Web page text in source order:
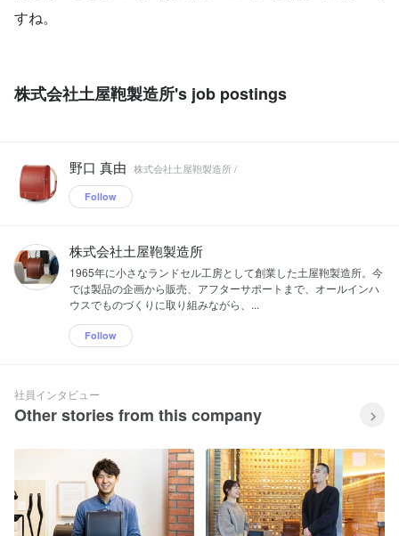
すね。
株式会社土屋鞄製造所's job postings
野口 真由 株式会社土屋鞄製造所 /
Follow
株式会社土屋鞄製造所
1965年に小さなランドセル工房として創業した土屋鞄製造所。今
では製品の企画から販売、アフターサポートまで、オールインハ
ウスでものづくりに取り組みながら、...
Follow
社員インタビュー
Other stories from this company